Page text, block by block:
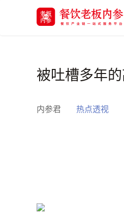
被吐槽多年
内参君 热点透视